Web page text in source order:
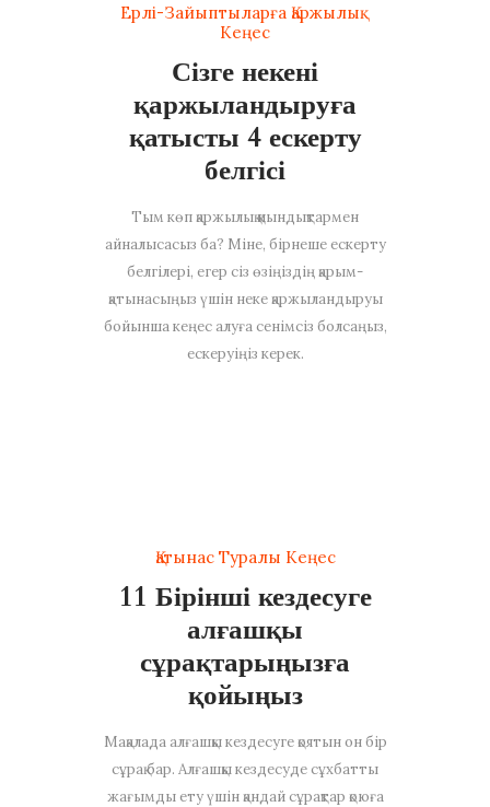
Ерлі-Зайыптыларға Қаржылық
Кеңес
Сізге некені
қаржыландыруға
қатысты 4 ескерту
белгісі
Тым көп қаржылық қиындықтармен
айналысасыз ба? Міне, бірнеше ескерту
белгілері, егер сіз өзіңіздің қарым-
қатынасыңыз үшін неке қаржыландыруы
бойынша кеңес алуға сенімсіз болсаңыз,
ескеруіңіз керек.
Қатынас Туралы Кеңес
11 Бірінші кездесуге
алғашқы
сұрақтарыңызға
қойыңыз
Мақалада алғашқы кездесуге қоятын он бір
сұрақ бар. Алғашқы кездесуде сұхбатты
жағымды ету үшін қандай сұрақтар қоюға